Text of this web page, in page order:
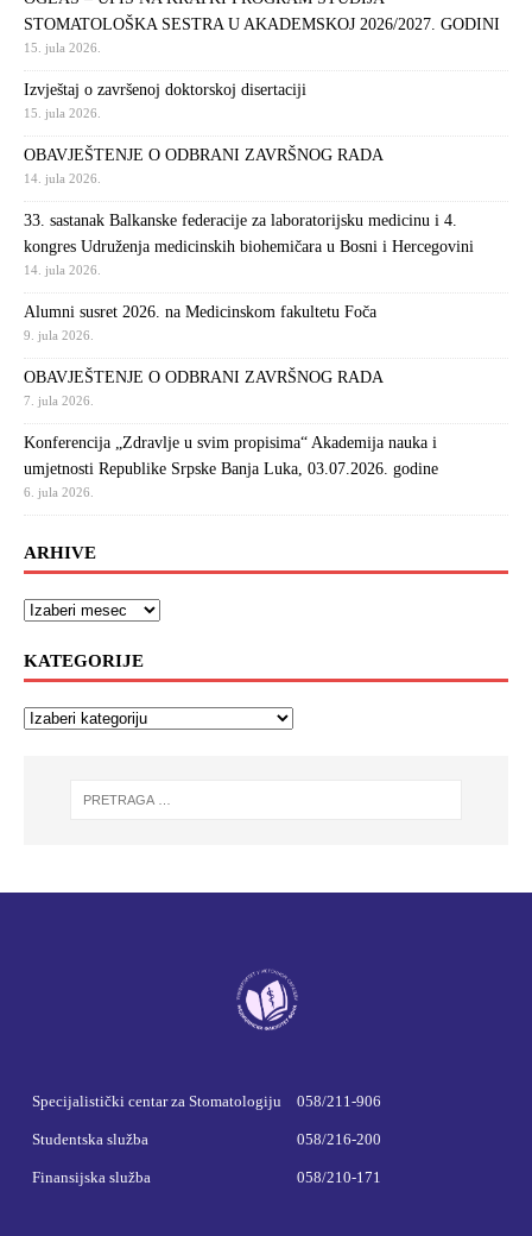
STOMATOLOŠKA SESTRA U AKADEMSKOJ 2026/2027. GODINI
15. jula 2026.
Izvještaj o završenoj doktorskoj disertaciji
15. jula 2026.
OBAVJEŠTENJE O ODBRANI ZAVRŠNOG RADA
14. jula 2026.
33. sastanak Balkanske federacije za laboratorijsku medicinu i 4.
kongres Udruženja medicinskih biohemičara u Bosni i Hercegovini
14. jula 2026.
Alumni susret 2026. na Medicinskom fakultetu Foča
9. jula 2026.
OBAVJEŠTENJE O ODBRANI ZAVRŠNOG RADA
7. jula 2026.
Konferencija „Zdravlje u svim propisima“ Akademija nauka i
umjetnosti Republike Srpske Banja Luka, 03.07.2026. godine
6. jula 2026.
ARHIVE
KATEGORIJE
Specijalistički centar za Stomatologiju 058/211-906
Studentska služba 058/216-200
Finansijska služba 058/210-171